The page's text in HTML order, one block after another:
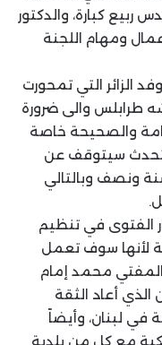
ربيع كبارة، والدكتور
ومهام اللجنة
الزائر التي تمحورت
طرابلس والى ضرورة
والصحيحة خاصة
سيتوقف عن
ونصف وبالتالي
الفتوى في تنظيم
لأنها سوف تعمل
محمد إمام
الذي أعاد الثقة
في لبنان، وأيضاً
مع كل من بلدية